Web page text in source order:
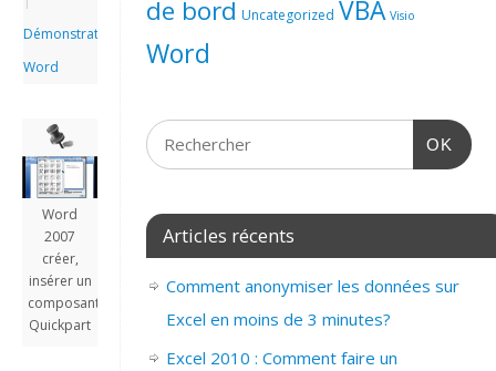
Démonstrations
Word
Word
2007
créer,
insérer un
composant
Quickpart
de bord Uncategorized VBA Visio
Word
OK
Articles récents
Comment anonymiser les données sur
Excel en moins de 3 minutes?
Excel 2010 : Comment faire un